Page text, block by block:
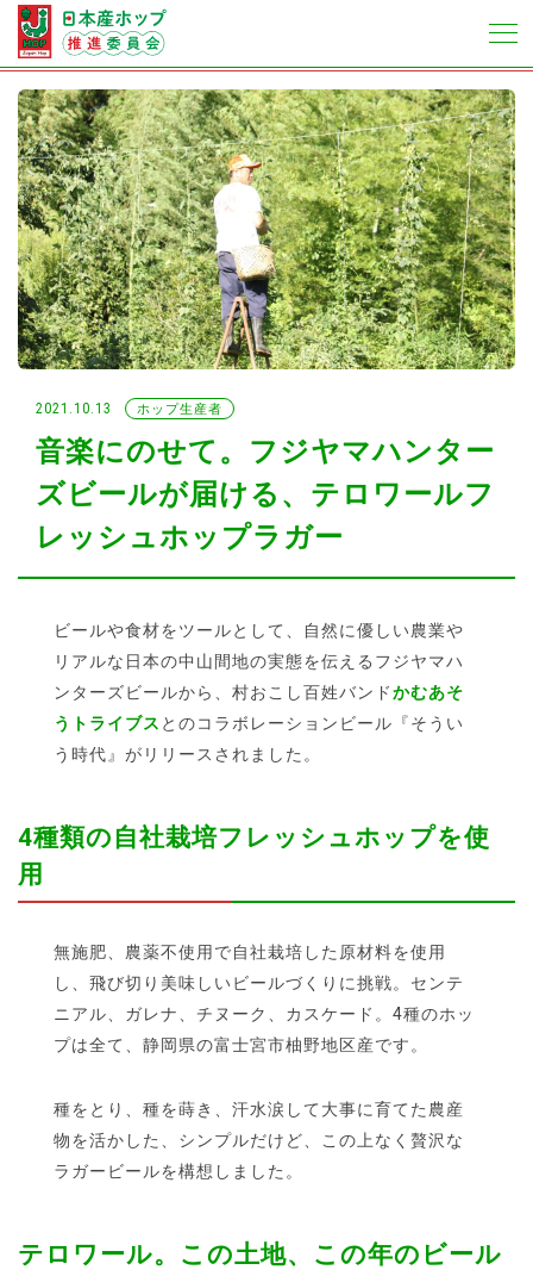
2021.10.13 ホップ生産者
音楽にのせて。フジヤマハンター
ズビールが届ける、テロワールフ
レッシュホップラガー
ビールや食材をツールとして、自然に優しい農業や
リアルな日本の中山間地の実態を伝えるフジヤマハ
ンターズビールから、村おこし百姓バンドかむあそ
うトライブス とのコラボレーションビール『そうい
う時代』がリリースされました。
4種類の自社栽培フレッシュホップを使
用
無施肥、農薬不使用で自社栽培した原材料を使用
し、飛び切り美味しいビールづくりに挑戦。センテ
ニアル、ガレナ、チヌーク、カスケード。4種のホッ
プは全て、静岡県の富士宮市柚野地区産です。
種をとり、種を蒔き、汗水涙して大事に育てた農産
物を活かした、シンプルだけど、この上なく贅沢な
ラガービールを構想しました。
テロワール。この土地、この年のビール